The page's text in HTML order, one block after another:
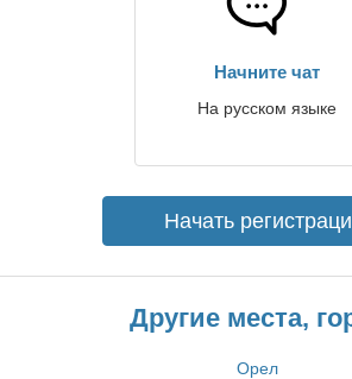
Начните чат
На русском языке
Начать
Другие места,
Орел